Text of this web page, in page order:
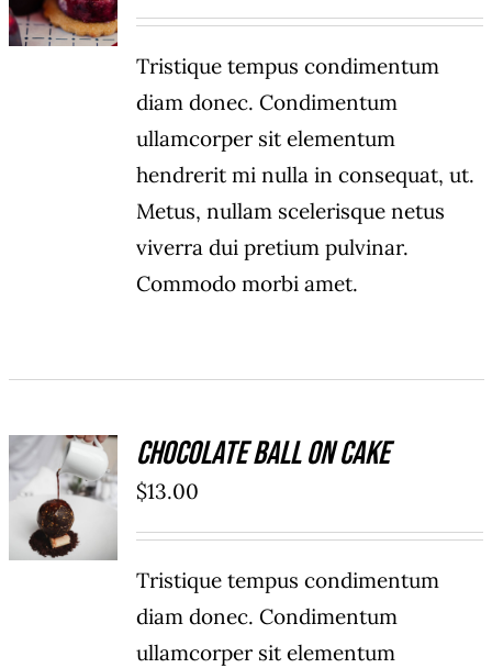
DÉTAILS
Tristique tempus condimentum
diam donec. Condimentum
ullamcorper sit elementum
hendrerit mi nulla in consequat, ut.
Metus, nullam scelerisque netus
viverra dui pretium pulvinar.
Commodo morbi amet.
ADD TO
CART
/
DÉTAILS
Chocolate Ball On Cake
$13.00
Tristique tempus condimentum
diam donec. Condimentum
ullamcorper sit elementum